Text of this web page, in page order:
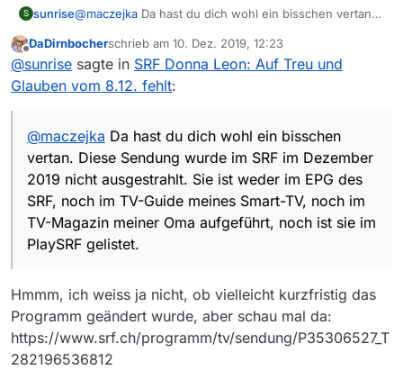
S sunrise@maczejka Da hast du dich wohl ein bisschen vertan.
ausgestrahlt. Sie ist weder im EPG des SRF, noch im
TV-Guide meines Smart-TV, noch im TV-Magazin
meiner Oma aufgeführt, noch ist sie im PlaySRF
ziemlich lange her ist. Und noch ein Hinweis: Der Link,
den du angegeben hat, führt zu example.com und
nicht zur Sendung.
Offline
DaDirnbocherschrieb am 10. Dez. 2019, 12:23
zuletzt editiert von
@sunrise sagte in SRF Donna Leon: Auf Treu und
Glauben vom 8.12. fehlt:
@maczejka Da hast du dich wohl ein bisschen
vertan. Diese Sendung wurde im SRF im Dezember
2019 nicht ausgestrahlt. Sie ist weder im EPG des
SRF, noch im TV-Guide meines Smart-TV, noch im
TV-Magazin meiner Oma aufgeführt, noch ist sie im
PlaySRF gelistet.
Hmmm, ich weiss ja nicht, ob vielleicht kurzfristig das
Programm geändert wurde, aber schau mal da:
https://www.srf.ch/programm/tv/sendung/P35306527_T
282196536812